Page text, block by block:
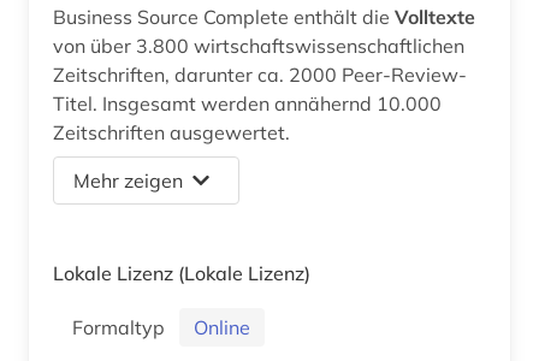
Business Source Complete enthält die Volltexte
von über 3.800 wirtschaftswissenschaftlichen
Zeitschriften, darunter ca. 2000 Peer-Review-
Titel. Insgesamt werden annähernd 10.000
Zeitschriften ausgewertet.
Mehr zeigen
Lokale Lizenz (Lokale Lizenz)
Formaltyp
Online